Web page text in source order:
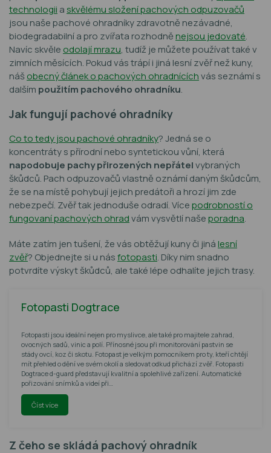
technologii a skvělému složení pachových odpuzovačů
jsou naše pachové ohradníky zdravotně nezávadné,
biodegradabilní a pro zvířata rozhodněnejsou jedovaté.
Navíc skvěle odolají mrazu, tudíž je můžete používat také v
zimních měsících. Pokud vás trápí i jiná lesní zvěř než kuny,
nášobecný článek o pachových ohradnícíchvás seznámí s
dalším použitím pachového ohradníku.
Jak fungují pachové ohradníky
Co to tedy jsou pachové ohradníky? Jedná se o
koncentráty s přírodní nebo syntetickou vůní, která
napodobuje pachy přirozených nepřátelvybraných
škůdců. Pach odpuzovačů vlastně oznámí daným škůdcům,
že se na místě pohybují jejich predátoři a hrozí jim zde
nebezpečí. Zvěř tak jednoduše odradí. Vícepodrobností o
fungovaní pachových ohradvám vysvětlí našeporadna.
Máte zatím jen tušení, že vás obtěžují kuny či jinálesní
zvěř? Objednejte si u násfotopasti. Díky nim snadno
potvrdíte výskyt škůdců, ale také lépe odhalíte jejich trasy.
Fotopasti Dogtrace
Fotopasti jsou ideální nejen pro myslivce, ale také pro majitele zahrad,
ovocných sadů, vinic a polí. Přínosné jsou při monitorování pastvin se
stády ovcí, koz či skotu. Fotopast je velkým pomocníkem pro ty, kteří chtějí
mít přehled o dění ve svém okolí a sledovat odkud přichází zvěř. Fotopasti
Dogtrace d-guard představují kvalitní a spolehlivé zařízení. Automatické
pořizování snímků a videí při…
Číst více
Z čeho se skládá pachový ohradník